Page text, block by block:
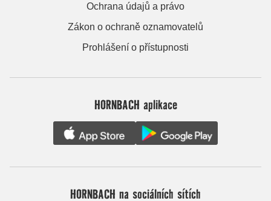
Ochrana údajů a právo
Zákon o ochraně oznamovatelů
Prohlášení o přístupnosti
HORNBACH aplikace
HORNBACH na sociálních sítích